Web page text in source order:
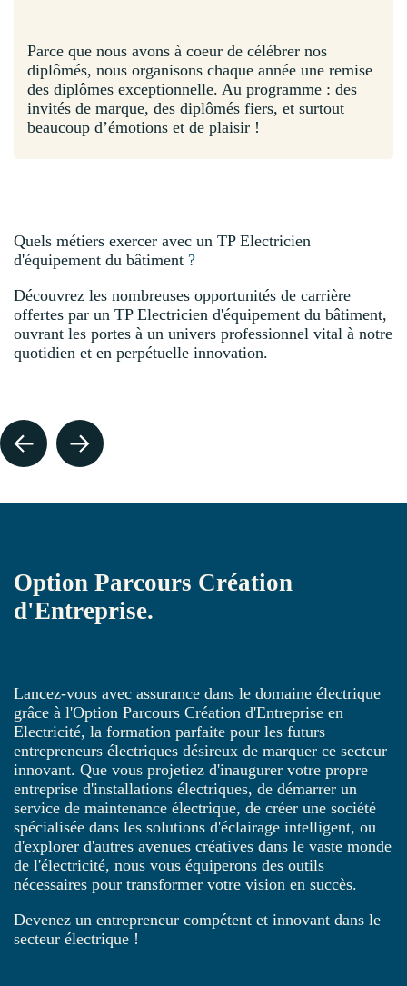
Parce que nous avons à coeur de célébrer nos
diplômés, nous organisons chaque année une remise
des diplômes exceptionnelle. Au programme : des
invités de marque, des diplômés fiers, et surtout
beaucoup d’émotions et de plaisir !
Quels métiers exercer avec un TP Electricien
d'équipement du bâtiment ?
Découvrez les nombreuses opportunités de carrière
offertes par un TP Electricien d'équipement du bâtiment,
ouvrant les portes à un univers professionnel vital à notre
quotidien et en perpétuelle innovation.
ELECTRICIEN
Option Parcours Création
d'Entreprise.
Lancez-vous avec assurance dans le domaine électrique
grâce à l'Option Parcours Création d'Entreprise en
Electricité, la formation parfaite pour les futurs
entrepreneurs électriques désireux de marquer ce secteur
innovant. Que vous projetiez d'inaugurer votre propre
entreprise d'installations électriques, de démarrer un
service de maintenance électrique, de créer une société
spécialisée dans les solutions d'éclairage intelligent, ou
d'explorer d'autres avenues créatives dans le vaste monde
de l'électricité, nous vous équiperons des outils
nécessaires pour transformer votre vision en succès.
Devenez un entrepreneur compétent et innovant dans le
secteur électrique !